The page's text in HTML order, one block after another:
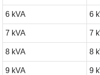
6 kVA 6
7 kVA 7
8 kVA 8
9 kVA 9